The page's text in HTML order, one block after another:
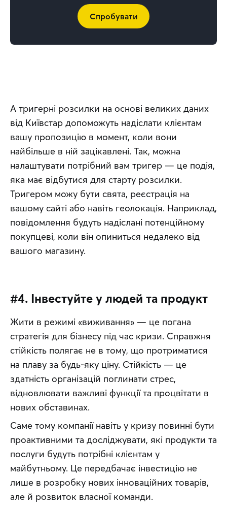
Спробувати
А тригерні розсилки на основі великих даних
від Київстар допоможуть надіслати клієнтам
вашу пропозицію в момент, коли вони
найбільше в ній зацікавлені. Так, можна
налаштувати потрібний вам тригер — це подія,
яка має відбутися для старту розсилки.
Тригером можу бути свята, реєстрація на
вашому сайті або навіть геолокація. Наприклад,
повідомлення будуть надіслані потенційному
покупцеві, коли він опиниться недалеко від
вашого магазину.
#4. Інвестуйте у людей та продукт
Жити в режимі «виживання» — це погана
стратегія для бізнесу під час кризи. Справжня
стійкість полягає не в тому, що протриматися
на плаву за будь-яку ціну. Стійкість — це
здатність організацій поглинати стрес,
відновлювати важливі функції та процвітати в
нових обставинах.
Саме тому компанії навіть у кризу повинні бути
проактивними та досліджувати, які продукти та
послуги будуть потрібні клієнтам у
майбутньому. Це передбачає інвестицію не
лише в розробку нових інноваційних товарів,
але й розвиток власної команди.